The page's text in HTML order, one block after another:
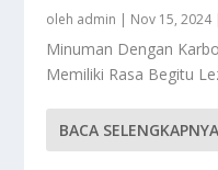
oleh admin Nov 15, 2024|
Minuman Dengan
Memiliki Rasa Begitu
BACA SELENGKAPNYA